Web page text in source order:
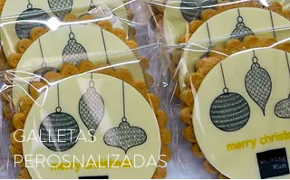
GALLETAS
PEROSNALIZADAS